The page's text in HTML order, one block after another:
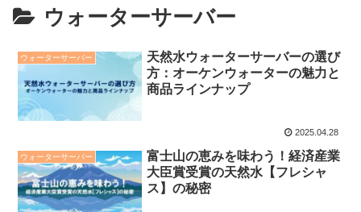
ウォーターサーバー
ウォーターサーバー
天然水ウォーターサーバーの選び
方：オーケンウォーターの魅力と
商品ラインナップ
2025.04.28
ウォーターサーバー
富士山の恵みを味わう！経済産業
大臣賞受賞の天然水【フレシャ
ス】の秘密